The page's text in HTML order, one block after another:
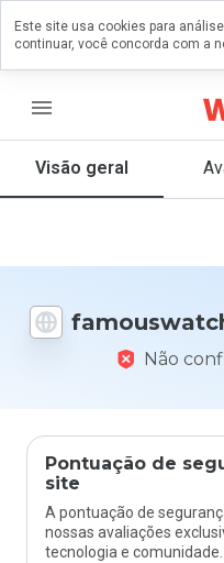
menu
Visão geral
Não
Pontuação de
site
A pontuação de
nossas avaliações
tecnologia e comunidade.
comentário
De 1
nota
daria
este
Este site usa cookies para
continuar, você concorda com a